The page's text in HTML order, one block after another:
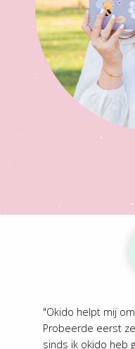
"Okido helpt mij
Probeerde eerst
sinds ik okido heb